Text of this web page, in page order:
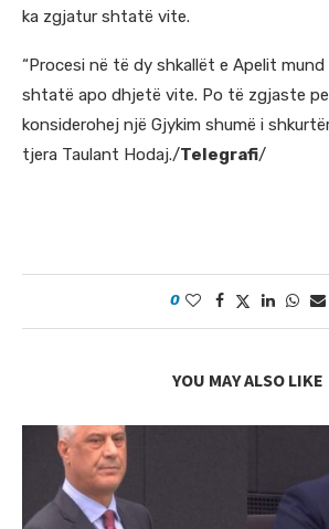
ka zgjatur shtatë vite.
“Procesi në të dy shkallët e Apelit
shtatë apo dhjetë vite. Po të zgjaste
konsiderohej një Gjykim shumë i
tjera Taulant Hodaj./Telegrafi/
0
YOU MAY ALSO LIKE